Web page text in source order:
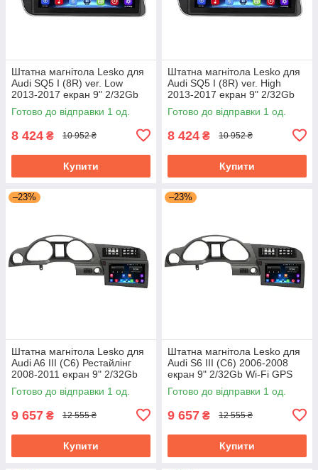
Штатна магнітола Lesko для
Audi SQ5 I (8R) ver. Low
2013-2017 екран 9" 2/32Gb
Wi-Fi GPS Base
Готово до відправки 1 од.
8 424 ₴ 10 952 ₴
Купити
Штатна магнітола Lesko для
Audi SQ5 I (8R) ver. High
2013-2017 екран 9" 2/32Gb
Wi-Fi GPS Base
Готово до відправки 1 од.
8 424 ₴ 10 952 ₴
Купити
–23%
Штатна магнітола Lesko для
Audi A6 III (C6) Рестайлінг
2008-2011 екран 9" 2/32Gb
Wi-Fi GPS Base Аудіо
Готово до відправки 1 од.
9 657 ₴ 12 555 ₴
Купити
–23%
Штатна магнітола Lesko для
Audi S6 III (C6) 2006-2008
екран 9" 2/32Gb Wi-Fi GPS
Base
Готово до відправки 1 од.
9 657 ₴ 12 555 ₴
Купити